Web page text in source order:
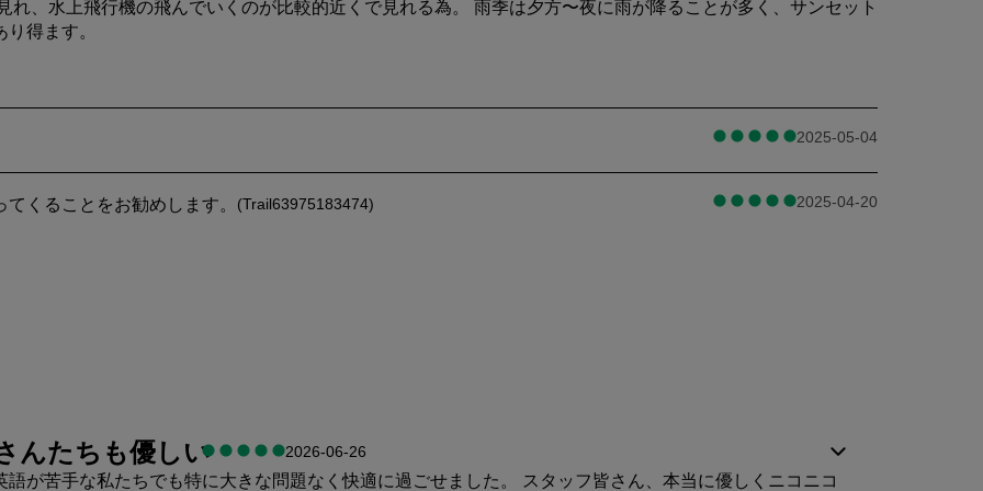
、水上飛行機の飛んでいくのが比較的近くで見れる為。 雨季は夕方〜夜に雨が降ることが多く、サンセット
得ます。
2025-05-04
くることをお勧めします。 (Trail63975183474) 2025-04-20
んたちも優しい 2026-06-26
が苦手な私たちでも特に大きな問題なく快適に過ごせました。 スタッフ皆さん、本当に優しくニコニコ